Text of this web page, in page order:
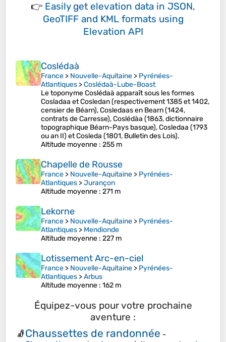
👉 Easily get elevation data in JSON,
GeoTIFF and KML formats using
Elevation API
Coslédaà
France > Nouvelle-Aquitaine > Pyrénées-
Atlantiques >Coslédaà-Lube-Boast
Le toponyme Coslédaà apparaît sous les formes
Cosladaa et Cosledan (respectivement 1385 et 1402,
censier de Béarn), Cosledaas en Bearn (1424,
contrats de Carresse), Coslédàa (1863, dictionnaire
topographique Béarn-Pays basque), Cosledaa (1793
ou an II) et Cosleda (1801, Bulletin des Lois).
Altitude moyenne : 255 m
Chapelle de Rousse
France > Nouvelle-Aquitaine > Pyrénées-
Atlantiques >Jurançon
Altitude moyenne : 271 m
Lekorne
France > Nouvelle-Aquitaine > Pyrénées-
Atlantiques > Mendionde
Altitude moyenne : 227 m
Lotissement Arc-en-ciel
France > Nouvelle-Aquitaine > Pyrénées-
Atlantiques >Arbus
Altitude moyenne : 162 m
Équipez-vous pour votre prochaine
aventure :
🧦Chaussettes de randonnée -